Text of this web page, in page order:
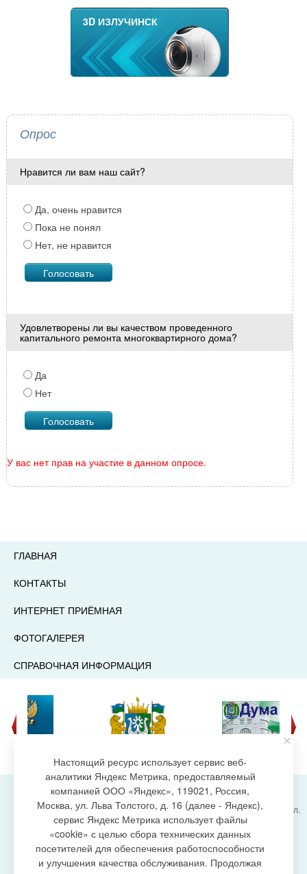
3D ИЗЛУЧИНСК
Опрос
Нравится ли вам наш сайт?
Да, очень нравится
Пока не понял
Нет, не нравится
Удовлетворены ли вы качеством проведенного
капитального ремонта многоквартирного дома?
Да
Нет
У вас нет прав на участие в данном опросе.
ГЛАВНАЯ
КОНТАКТЫ
ИНТЕРНЕТ ПРИЁМНАЯ
ФОТОГАЛЕРЕЯ
СПРАВОЧНАЯ ИНФОРМАЦИЯ
создание сайта
Администрация городского поселения Излучинск, ул.
Энергетиков, 6, пгт. Излучинск, Нижневартовский
район,
Ханты-Мансийский автономный округ-Югра
(Тюменская область), 628634
Сетевое изданиеhttps://www.gp-izluchinsk.ru
Настоящий ресурс использует сервис веб-
аналитики Яндекс Метрика, предоставляемый
компанией ООО «Яндекс», 119021, Россия,
Москва, ул. Льва Толстого, д. 16 (далее - Яндекс),
сервис Яндекс Метрика использует файлы
«cookie» с целью сбора технических данных
посетителей для обеспечения работоспособности
и улучшения качества обслуживания. Продолжая